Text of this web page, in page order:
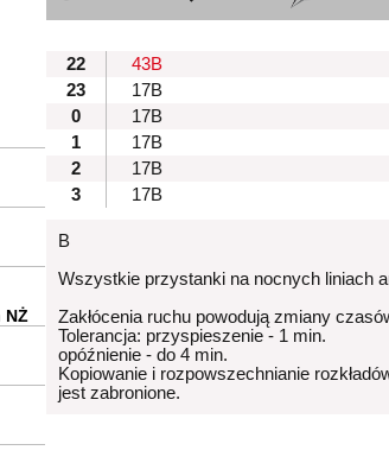
22
43B
23
17B
0
17B
1
17B
2
17B
3
17B
B
Wszystkie przystanki na nocnych liniach
Zakłócenia ruchu powodują zmiany
Tolerancja: przyspieszenie - 1 min.
opóźnienie - do 4 min.
Kopiowanie i rozpowszechnianie
jest zabronione.
NŻ